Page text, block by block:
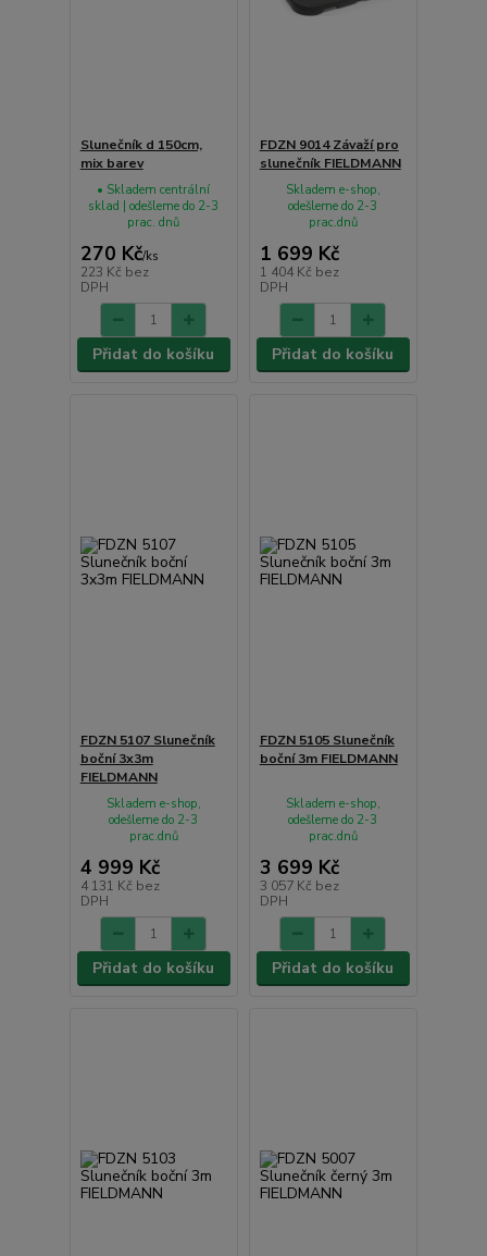
Slunečník d 150cm,
mix barev
270 Kč/ks
223 Kč bez
DPH
• Skladem centrální
sklad | odešleme do 2-3
prac. dnů
Přidat do košíku
FDZN 9014 Závaží pro
slunečník FIELDMANN
1 699 Kč
1 404 Kč bez
DPH
Skladem e-shop,
odešleme do 2-3
prac.dnů
Přidat do košíku
FDZN 5107 Slunečník
boční 3x3m
FIELDMANN
4 999 Kč
4 131 Kč bez
DPH
Skladem e-shop,
odešleme do 2-3
prac.dnů
Přidat do košíku
FDZN 5105 Slunečník
boční 3m FIELDMANN
3 699 Kč
3 057 Kč bez
DPH
Skladem e-shop,
odešleme do 2-3
prac.dnů
Přidat do košíku